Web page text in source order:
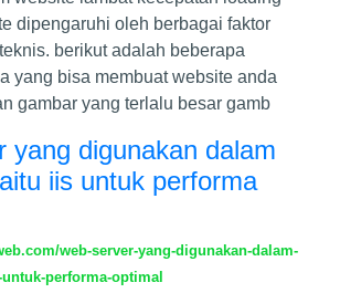
dipengaruhi oleh berbagai faktor
berikut adalah beberapa
yang bisa membuat website anda
gambar yang terlalu besar gamb
yang digunakan dalam
iis untuk performa
web-server-yang-digunakan-dalam-
performa-optimal